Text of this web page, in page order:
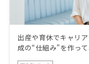
出産や育休でキャリ
成の“仕組み”を作って